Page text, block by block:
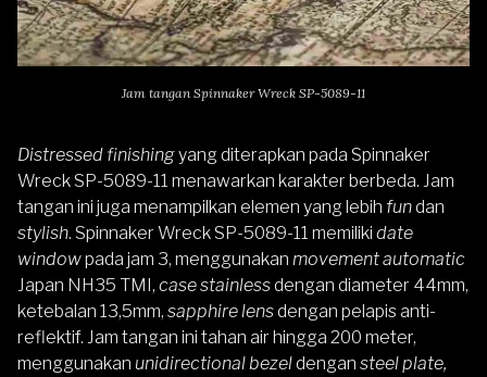
Jam tangan Spinnaker Wreck SP-5089-11
Distressed finishingyang diterapkan pada Spinnaker
Wreck SP-5089-11 menawarkan karakter berbeda. Jam
tangan ini juga menampilkan elemen yang lebih fundan
stylish. Spinnaker Wreck SP-5089-11 memiliki date
windowpada jam 3, menggunakan movement automatic
Japan NH35 TMI, case stainlessdengan diameter 44mm,
ketebalan 13,5mm, sapphire lensdengan pelapis anti-
reflektif. Jam tangan ini tahan air hingga 200 meter,
menggunakan unidirectional bezeldengan steel plate,